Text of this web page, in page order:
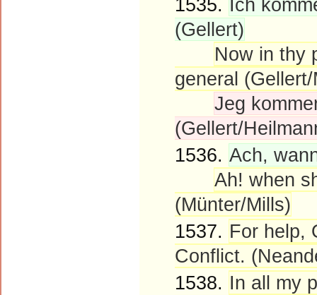
1535. Ich
(Gellert)
Now in thy
general
Jeg
(Gellert/
1536. Ach,
Ah! when
(Münter/Mills)
1537. For help,
Conflict.
1538. In all my